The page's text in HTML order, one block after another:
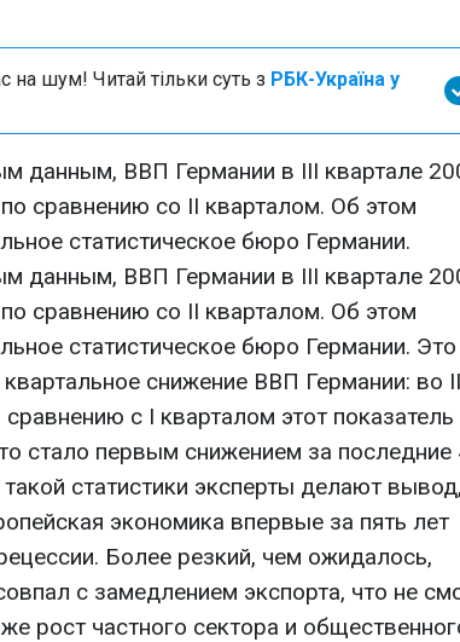
на шум! Читай тільки суть з РБК-Україна у
данным, ВВП Германии в III квартале
по сравнению со II кварталом. Об этом
статистическое бюро Германии.
данным, ВВП Германии в III квартале
по сравнению со II кварталом. Об этом
статистическое бюро Германии. Это
снижение ВВП Германии: во II
с I кварталом этот показатель
стало первым снижением за последние
статистики эксперты делают вывод,
экономика впервые за пять лет
Более резкий, чем ожидалось,
с замедлением экспорта, что не
рост частного сектора и